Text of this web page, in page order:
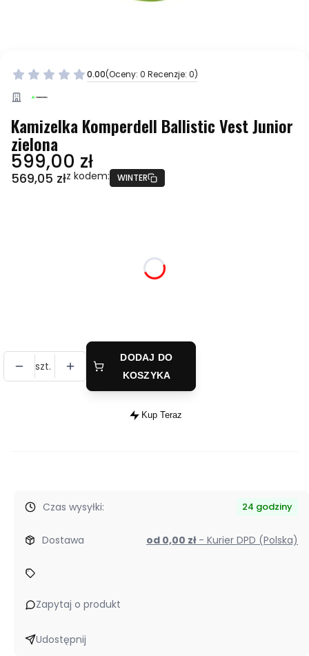
0.00(Oceny: 0 Recenzje: 0)
Kamizelka Komperdell Ballistic Vest Junior
zielona
Cena
599,00 zł
569,05 złz kodem: WINTER
szt.
DODAJ DO
KOSZYKA
Szybki
Vest
Kup Teraz
Czas wysyłki: 24 godziny
Dostawa od 0,00 zł - Kurier DPD (Polska)
Zapytaj o produkt
Udostępnij